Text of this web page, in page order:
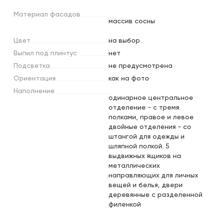
Материал фасадов
массив сосны
Цвет
на выбор
Выпил под плинтус
нет
Подсветка
не предусмотрена
Ориентация
как на фото
Наполнение
одинарное центральное
отделение - с тремя
полками, правое и левое
двойные отделения - со
штангой для одежды и
шляпной полкой. 5
выдвижных ящиков на
металлических
направляющих для личных
вещей и белья, двери
деревянные с разделенной
филенкой